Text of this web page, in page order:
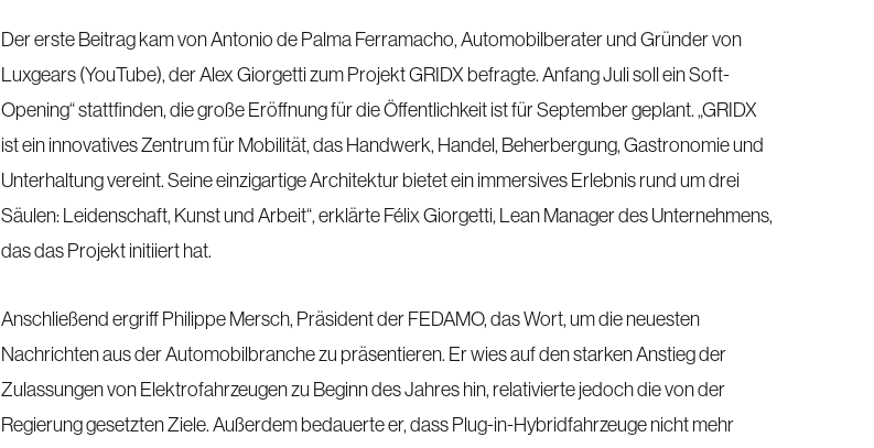
Der erste Beitrag kam von Antonio de Palma Ferramacho, Automobilberater und Gründer von
Luxgears (YouTube), der Alex Giorgetti zum Projekt GRIDX befragte. Anfang Juli soll ein Soft-
Opening“ stattfinden, die große Eröffnung für die Öffentlichkeit ist für September geplant. „GRIDX
ist ein innovatives Zentrum für Mobilität, das Handwerk, Handel, Beherbergung, Gastronomie und
Unterhaltung vereint. Seine einzigartige Architektur bietet ein immersives Erlebnis rund um drei
Säulen: Leidenschaft, Kunst und Arbeit“, erklärte Félix Giorgetti, Lean Manager des Unternehmens,
das das Projekt initiiert hat.
Anschließend ergriff Philippe Mersch, Präsident der FEDAMO, das Wort, um die neuesten
Nachrichten aus der Automobilbranche zu präsentieren. Er wies auf den starken Anstieg der
Zulassungen von Elektrofahrzeugen zu Beginn des Jahres hin, relativierte jedoch die von der
Regierung gesetzten Ziele. Außerdem bedauerte er, dass Plug-in-Hybridfahrzeuge nicht mehr